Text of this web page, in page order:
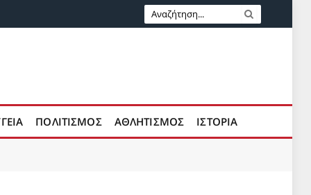
ΠΟΛΙΤΙΣΜΟΣ ΑΘΛΗΤΙΣΜΟΣ ΙΣΤΟΡΙΑ